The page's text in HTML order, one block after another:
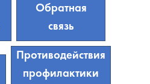
Обратная
связь
Противодействия
профилактики